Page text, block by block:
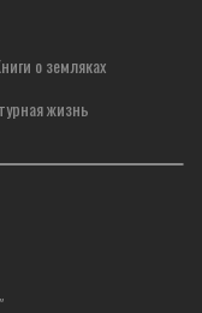
о земляках
жизнь